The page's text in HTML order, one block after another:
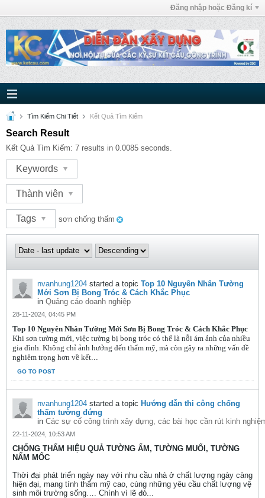
Đăng nhập hoặc Đăng kí
Tìm Kiếm Chi Tiết Kết Quả Tìm Kiếm
Search Result
Kết Quả Tìm Kiếm: 7 results in 0.0085 seconds.
Keywords
Thành viên
Tags sơn chống thấm
nvanhung1204 started a topic Top 10 Nguyên Nhân Tường
Mới Sơn Bị Bong Tróc & Cách Khắc Phục
in Quảng cáo doanh nghiệp
28-11-2024, 04:45 PM
Top 10 Nguyên Nhân Tường Mới Sơn Bị Bong Tróc & Cách Khắc Phục
Khi sơn tường mới, việc tường bị bong tróc có thể là nỗi ám ảnh của nhiều
gia đình. Không chỉ ảnh hưởng đến thẩm mỹ, mà còn gây ra những vấn đề
nghiêm trọng hơn về kết...
GO TO POST
nvanhung1204 started a topic Hướng dẫn thi công chống
thấm tường đứng
in Các sự cố công trình xây dựng, các bài học cần rút kinh
22-11-2024, 10:53 AM
CHỐNG THẤM HIỆU QUẢ TƯỜNG ẨM, TƯỜNG MUỐI, TƯỜNG
NẤM MỐC
Thời đại phát triển ngày nay với nhu cầu nhà ở chất lượng ngày càng
hiện đại, mang tính thẩm mỹ cao, cùng những yêu cầu chất lượng vệ
sinh môi trường sống…. Chính vì lẽ đó...